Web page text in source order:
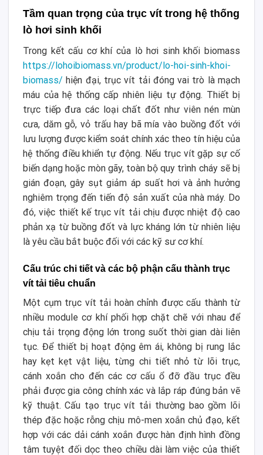
Tầm quan trọng của trục vít trong hệ thống
lò hơi sinh khối
Trong kết cấu cơ khí của lò hơi sinh khối biomass
https://lohoibiomass.vn/product/lo-hoi-sinh-khoi-
biomass/ hiện đại, trục vít tải đóng vai trò là mạch
máu của hệ thống cấp nhiên liệu tự động. Thiết bị
trực tiếp đưa các loại chất đốt như viên nén mùn
cưa, dăm gỗ, vỏ trấu hay bã mía vào buồng đốt với
lưu lượng được kiểm soát chính xác theo tín hiệu của
hệ thống điều khiển tự động. Nếu trục vít gặp sự cố
biến dạng hoặc mòn gãy, toàn bộ quy trình cháy sẽ bị
gián đoạn, gây sụt giảm áp suất hơi và ảnh hưởng
nghiêm trọng đến tiến độ sản xuất của nhà máy. Do
đó, việc thiết kế trục vít tải chịu được nhiệt độ cao
phản xạ từ buồng đốt và lực kháng lớn từ nhiên liệu
là yêu cầu bắt buộc đối với các kỹ sư cơ khí.
Cấu trúc chi tiết và các bộ phận cấu thành trục
vít tải tiêu chuẩn
Một cụm trục vít tải hoàn chỉnh được cấu thành từ
nhiều module cơ khí phối hợp chặt chẽ với nhau để
chịu tải trọng động lớn trong suốt thời gian dài liên
tục. Để thiết bị hoạt động êm ái, không bị rung lắc
hay kẹt kẹt vật liệu, từng chi tiết nhỏ từ lõi trục,
cánh xoắn cho đến các cơ cấu ổ đỡ đầu trục đều
phải được gia công chính xác và lắp ráp đúng bản vẽ
kỹ thuật. Cấu tạo trục vít tải thường bao gồm lõi
thép đặc hoặc rỗng chịu mô-men xoắn chủ đạo, kết
hợp với các dải cánh xoắn được hàn định hình đồng
tâm tuyệt đối dọc theo chiều dài làm việc của thiết